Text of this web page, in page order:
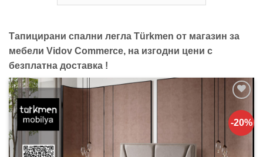
Тапицирани спални легла Türkmen от магазин за
мебели Vidov Commerce, на изгодни цени с
безплатна доставка !
-20%
към
списъка с
харесани
продукти